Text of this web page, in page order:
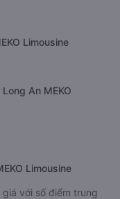
Limousine
An MEKO
Limousine
với số điểm trung